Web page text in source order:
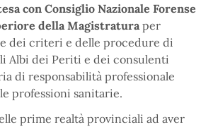
con Consiglio Nazionale Forense
della Magistratura per
dei criteri e delle procedure di
Albi dei Periti e dei consulenti
di responsabilità professionale
professioni sanitarie.
prime realtà provinciali ad aver